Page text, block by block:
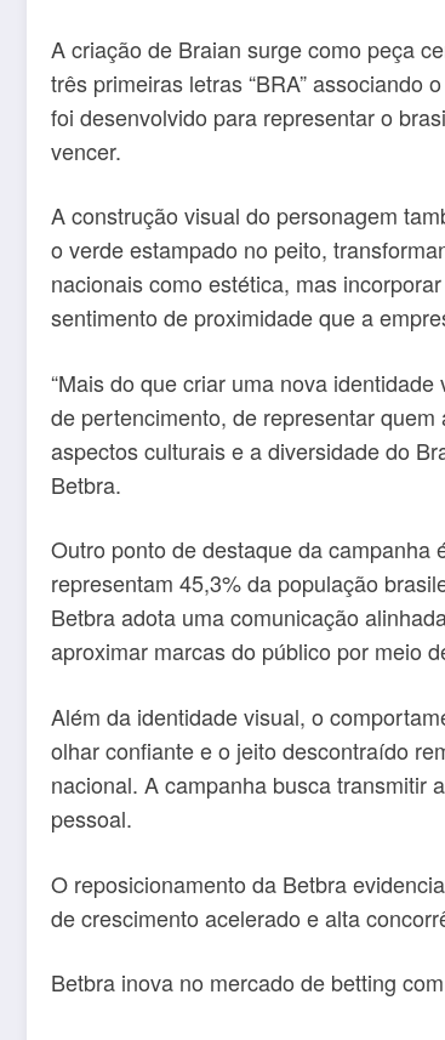
A criação de Braian surge como peça
três primeiras letras “BRA”
foi desenvolvido para representar o
vencer.
A construção visual do personagem
o verde estampado no peito,
nacionais como estética, mas
sentimento de proximidade que a
“Mais do que criar uma nova
de pertencimento, de representar
aspectos culturais e a diversidade do
Betbra.
Outro ponto de destaque da
representam 45,3% da população
Betbra adota uma comunicação
aproximar marcas do público por meio
Além da identidade visual, o
olhar confiante e o jeito descontraído
nacional. A campanha busca transmitir
pessoal.
O reposicionamento da Betbra
de crescimento acelerado e alta
Betbra inova no mercado de betting